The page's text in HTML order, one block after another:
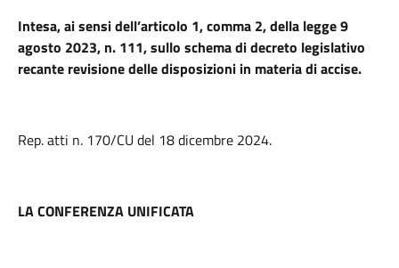
Intesa, ai sensi dell’articolo 1, comma 2, della legge 9
agosto 2023, n. 111, sullo schema di decreto legislativo
recante revisione delle disposizioni in materia di accise.
Rep. atti n. 170/CU del 18 dicembre 2024.
LA CONFERENZA UNIFICATA